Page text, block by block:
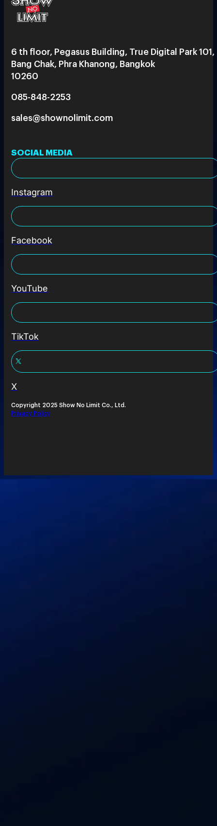
6 th floor, Pegasus Building, True Digital Park 101,
Bang Chak, Phra Khanong, Bangkok
10260
085-848-2253
sales@shownolimit.com
SOCIAL MEDIA
Instagram
Facebook
YouTube
TikTok
X
Copyright 2025 Show No Limit Co., Ltd.
Privacy Policy